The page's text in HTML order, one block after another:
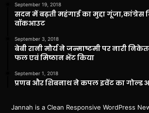
September 19, 2018
सदन में बढ़ती महंगाई का मुद्दा गूंजा,कांग्रेस
वॉकआउट
September 3, 2018
बेबी रानी मौर्य ने जन्माष्टमी पर नारी
फल एवं मिष्ठान भेंट किया
September 1, 2018
प्रणब और शिबनाथ ने कपल इवेंट का गोल्ड
Jannah is a Clean Responsive WordPress